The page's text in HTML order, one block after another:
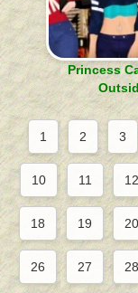
Princess
1 2 3
10 11 12
18 19 20
26 27 28